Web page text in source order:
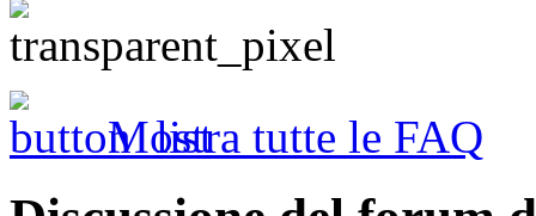
Mostra tutte le FAQ